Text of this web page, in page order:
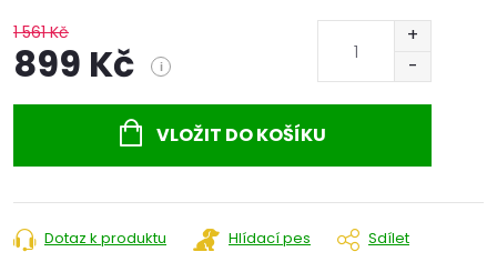
1 561 Kč
899 Kč i
VLOŽIT DO KOŠÍKU
Dotaz k produktu Hlídací pes Sdílet